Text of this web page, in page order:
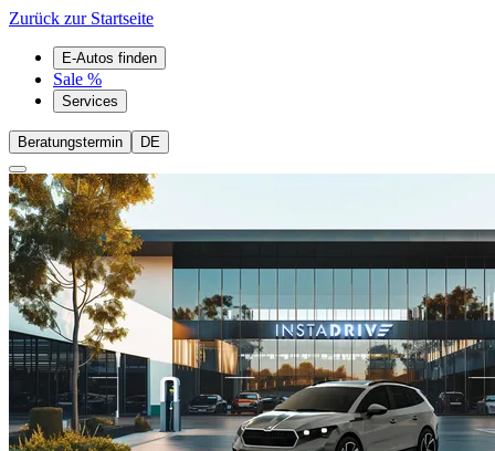
Zurück zur Startseite
E-Autos finden
Sale %
Services
Beratungstermin DE